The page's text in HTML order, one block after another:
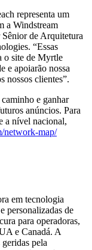
representa um
a Windstream
de Arquitetura
“Essas
o site de Myrtle
e apoiarão nossa
nossos clientes”.
e ganhar
anúncios. Para
a nível nacional,
network-map/
em tecnologia
personalizadas de
para operadoras,
e Canadá. A
pela